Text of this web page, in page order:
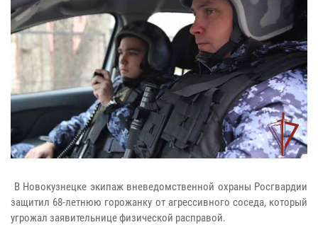
В Новокузнецке экипаж вневедомственной охраны Росгвардии
защитил 68-летнюю горожанку от агрессивного соседа, который
угрожал заявительнице физической расправой.